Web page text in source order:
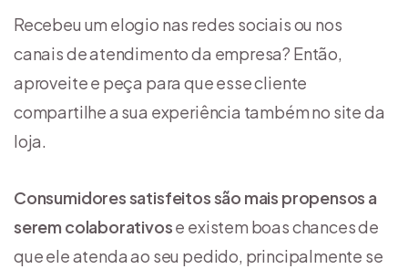
Recebeu um elogio nas redes sociais ou nos
canais de atendimento da empresa? Então,
aproveite e peça para que esse cliente
compartilhe a sua experiência também no site da
loja.
Consumidores satisfeitos são mais propensos a
serem colaborativose existem boas chances de
que ele atenda ao seu pedido, principalmente se